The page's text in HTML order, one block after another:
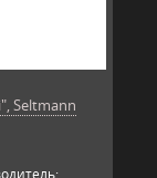
Seltmann